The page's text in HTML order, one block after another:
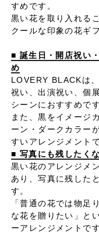
すめです。
黒い花を取り入れる
クールな印象の花ギ
■ 誕生日・開店祝い
め
LOVERY BLACKは
祝い、出演祝い、個
シーンにおすすめです
また、黒をイメージ
ーン・ダークカラー
すいアレンジメントで
■ 写真にも残したく
黒い花のアレンジメ
あり、写真に残した
す。
「普通の花では物足
な花を贈りたい」と
ーアレンジメントです